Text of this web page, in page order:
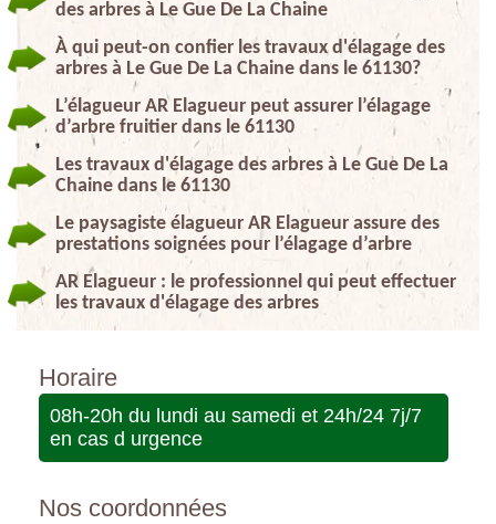
des arbres à Le Gue De La Chaine
À qui peut-on confier les travaux d'élagage des
arbres à Le Gue De La Chaine dans le 61130?
L’élagueur AR Elagueur peut assurer l’élagage
d’arbre fruitier dans le 61130
Les travaux d'élagage des arbres à Le Gue De La
Chaine dans le 61130
Le paysagiste élagueur AR Elagueur assure des
prestations soignées pour l’élagage d’arbre
AR Elagueur : le professionnel qui peut effectuer
les travaux d'élagage des arbres
Horaire
08h-20h du lundi au samedi et 24h/24 7j/7
en cas d urgence
Nos coordonnées